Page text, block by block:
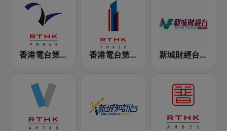
香港電台第二台 RTHK Radio 2 香港電台第一台 RTHK Radio 1 新城財經台 Metro Finance FM104